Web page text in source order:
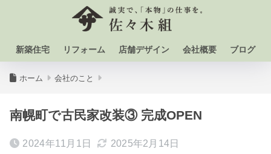
新築住宅 リフォーム 店舗デザイン 会社概要 ブログ
ホーム 会社のこと
南幌町で古民家改装③ 完成OPEN
2024年11月1日 2025年2月14日